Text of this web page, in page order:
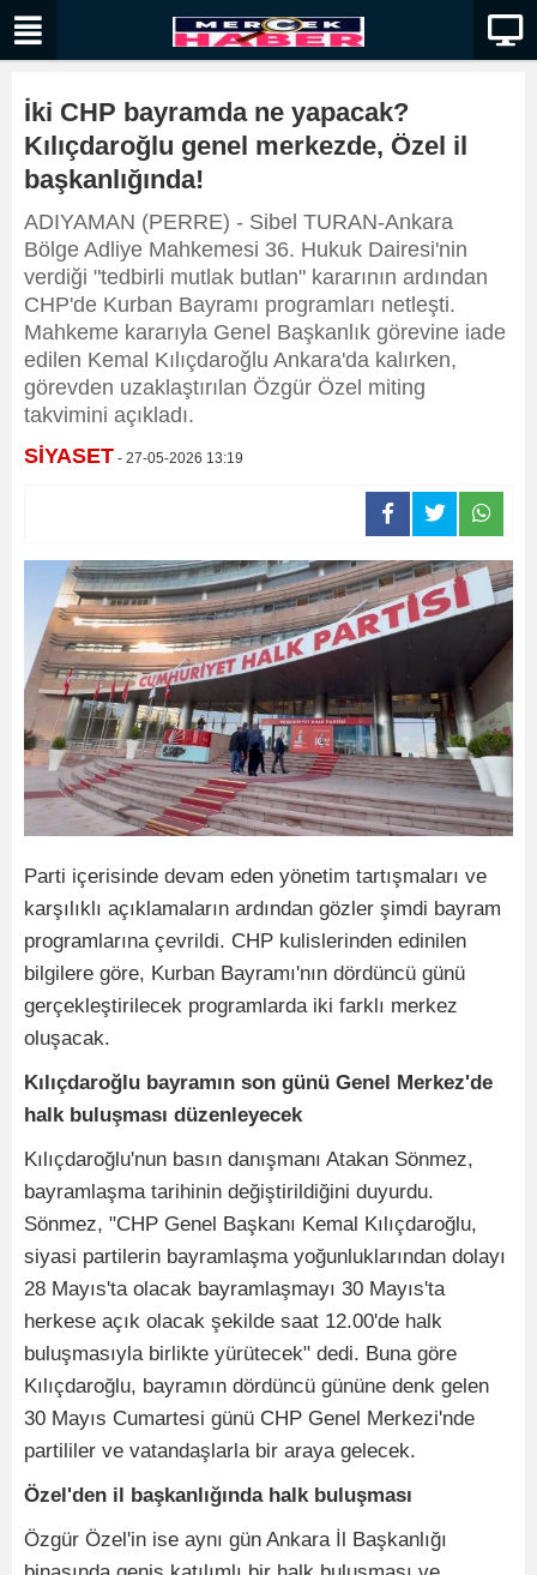
İki CHP bayramda ne yapacak?
Kılıçdaroğlu genel merkezde, Özel il
başkanlığında!
ADIYAMAN (PERRE) - Sibel TURAN-Ankara
Bölge Adliye Mahkemesi 36. Hukuk Dairesi'nin
verdiği "tedbirli mutlak butlan" kararının ardından
CHP'de Kurban Bayramı programları netleşti.
Mahkeme kararıyla Genel Başkanlık görevine iade
edilen Kemal Kılıçdaroğlu Ankara'da kalırken,
görevden uzaklaştırılan Özgür Özel miting
takvimini açıkladı.
SİYASET - 27-05-2026 13:19
Parti içerisinde devam eden yönetim tartışmaları ve
karşılıklı açıklamaların ardından gözler şimdi bayram
programlarına çevrildi. CHP kulislerinden edinilen
bilgilere göre, Kurban Bayramı'nın dördüncü günü
gerçekleştirilecek programlarda iki farklı merkez
oluşacak.
Kılıçdaroğlu bayramın son günü Genel Merkez'de
halk buluşması düzenleyecek
Kılıçdaroğlu'nun basın danışmanı Atakan Sönmez,
bayramlaşma tarihinin değiştirildiğini duyurdu.
Sönmez, "CHP Genel Başkanı Kemal Kılıçdaroğlu,
siyasi partilerin bayramlaşma yoğunluklarından dolayı
28 Mayıs'ta olacak bayramlaşmayı 30 Mayıs'ta
herkese açık olacak şekilde saat 12.00'de halk
buluşmasıyla birlikte yürütecek" dedi. Buna göre
Kılıçdaroğlu, bayramın dördüncü gününe denk gelen
30 Mayıs Cumartesi günü CHP Genel Merkezi'nde
partililer ve vatandaşlarla bir araya gelecek.
Özel'den il başkanlığında halk buluşması
Özgür Özel'in ise aynı gün Ankara İl Başkanlığı